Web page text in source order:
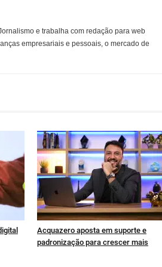
e trabalha com redação para web
empresariais e pessoais, o mercado de
Acquazero aposta em suporte e
padronização para crescer mais